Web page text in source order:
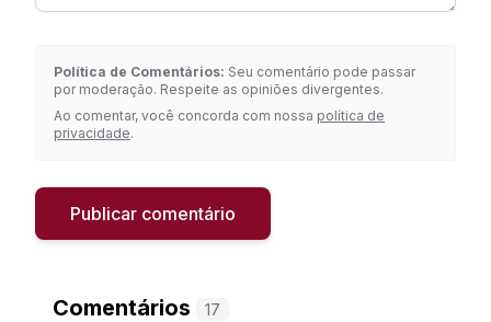
Política de Comentários: Seu comentário pode passar
por moderação. Respeite as opiniões divergentes.
Ao comentar, você concorda com nossa política de
privacidade.
Publicar comentário
Comentários 17